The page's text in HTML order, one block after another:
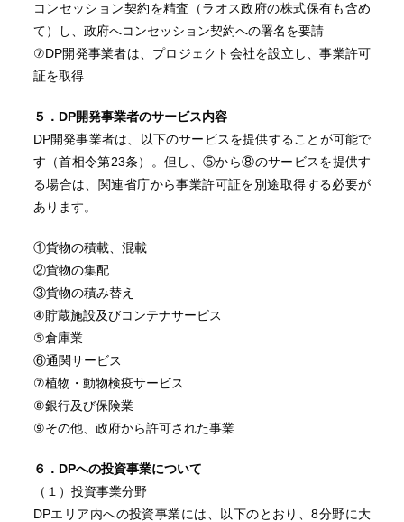
コンセッション契約を精査（ラオス政府の株式保有も含め
て）し、政府へコンセッション契約への署名を要請
⑦DP開発事業者は、プロジェクト会社を設立し、事業許可
証を取得
５．DP開発事業者のサービス内容
DP開発事業者は、以下のサービスを提供することが可能で
す（首相令第23条）。但し、⑤から⑧のサービスを提供す
る場合は、関連省庁から事業許可証を別途取得する必要が
あります。
①貨物の積載、混載
②貨物の集配
③貨物の積み替え
④貯蔵施設及びコンテナサービス
⑤倉庫業
⑥通関サービス
⑦植物・動物検疫サービス
⑧銀行及び保険業
⑨その他、政府から許可された事業
６．DPへの投資事業について
（１）投資事業分野
DPエリア内への投資事業には、以下のとおり、8分野に大